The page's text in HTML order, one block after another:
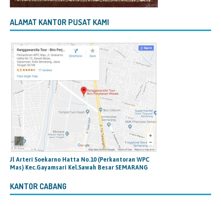
ALAMAT KANTOR PUSAT KAMI
Jl Arteri Soekarno Hatta No.10 (Perkantoran WPC
Mas) Kec.Gayamsari Kel.Sawah Besar SEMARANG
KANTOR CABANG